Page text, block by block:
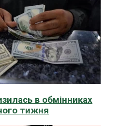
в обмінниках
тижня